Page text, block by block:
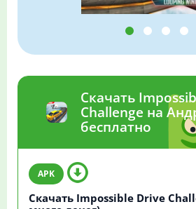
Скачать
Challenge на
бесплатно
Скачать Impossible Drive